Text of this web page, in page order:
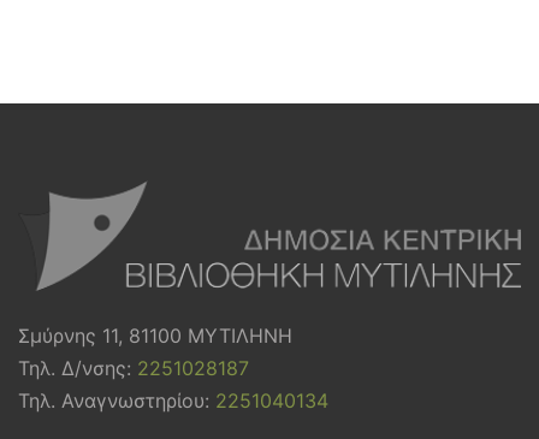
Σμύρνης 11, 81100 ΜΥΤΙΛΗΝΗ
Τηλ. Δ/νσης: 2251028187
Τηλ. Αναγνωστηρίου: 2251040134